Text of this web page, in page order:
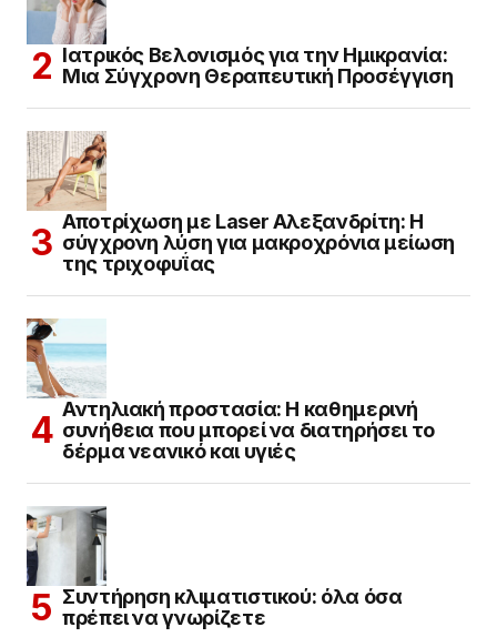
Ιατρικός Βελονισμός για την Ημικρανία:
Μια Σύγχρονη Θεραπευτική Προσέγγιση
Αποτρίχωση με Laser Αλεξανδρίτη: Η
σύγχρονη λύση για μακροχρόνια μείωση
της τριχοφυΐας
Αντηλιακή προστασία: Η καθημερινή
συνήθεια που μπορεί να διατηρήσει το
δέρμα νεανικό και υγιές
Συντήρηση κλιματιστικού: όλα όσα
πρέπει να γνωρίζετε